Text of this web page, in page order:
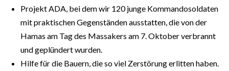
Projekt ADA, bei dem wir 120 junge Kommandosoldaten
mit praktischen Gegenständen ausstatten, die von der
Hamas am Tag des Massakers am 7. Oktober verbrannt
und geplündert wurden.
Hilfe für die Bauern, die so viel Zerstörung erlitten haben.